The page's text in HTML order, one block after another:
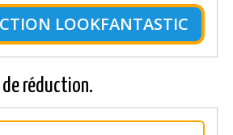
LOOKFANTASTIC
réduction.